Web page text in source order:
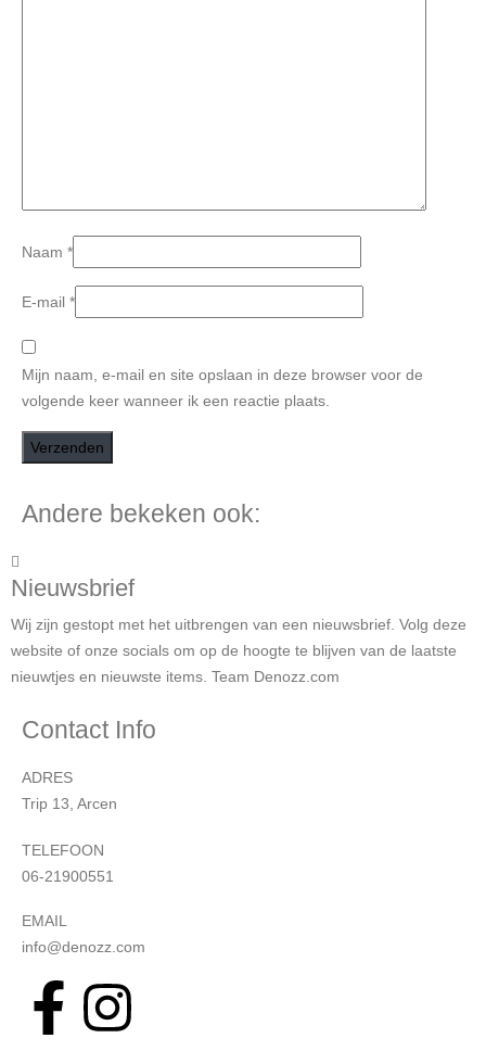
Naam *
E-mail *
Mijn naam, e-mail en site opslaan in deze browser voor de
volgende keer wanneer ik een reactie plaats.
Andere bekeken ook:
Nieuwsbrief
Wij zijn gestopt met het uitbrengen van een nieuwsbrief. Volg deze
website of onze socials om op de hoogte te blijven van de laatste
nieuwtjes en nieuwste items. Team Denozz.com
Contact Info
ADRES
Trip 13, Arcen
TELEFOON
06-21900551
EMAIL
info@denozz.com